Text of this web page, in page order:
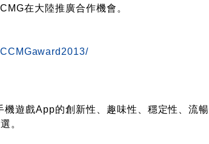
在大陸推廣合作機會。
機遊戲App的創新性、趣味性、穩定性、流暢
。